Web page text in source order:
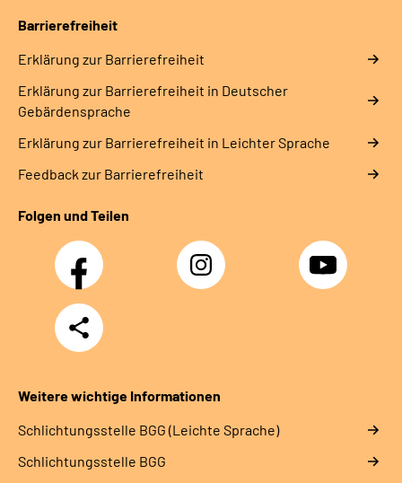
Barrierefreiheit
Erklärung zur Barrierefreiheit
Erklärung zur Barrierefreiheit in Deutscher
Gebärdensprache
Erklärung zur Barrierefreiheit in Leichter Sprache
Feedback zur Barrierefreiheit
Folgen und Teilen
Facebook Instagram YouTube
Teilen
Weitere wichtige Informationen
Schlich­tungs­stel­le BGG (Leichte Sprache)
Schlich­tungs­stel­le BGG